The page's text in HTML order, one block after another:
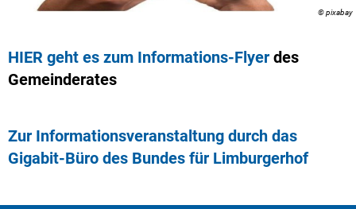
© pixabay
HIER geht es zum Informations-Flyer des
Gemeinderates
Zur Informationsveranstaltung durch das
Gigabit-Büro des Bundes für Limburgerhof